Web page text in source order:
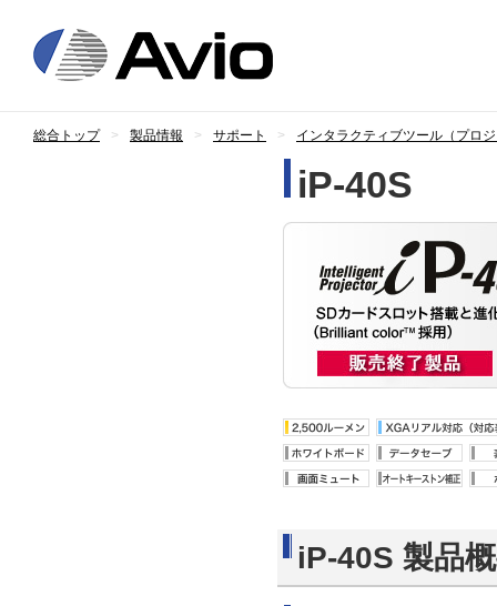
総合トップ 製品情報 サポート インタラクティブツール（プロ
iP-40S
iP-40S 製品